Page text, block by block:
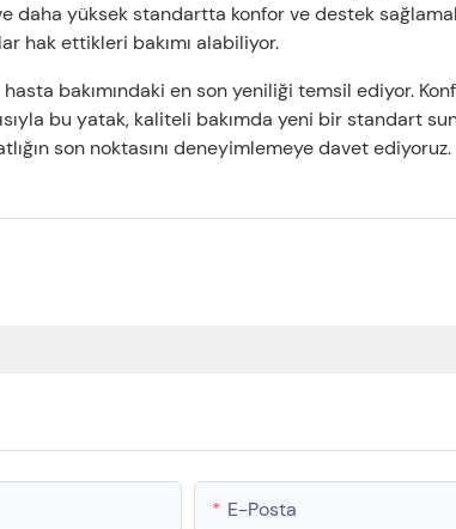
daha yüksek standartta konfor ve destek
hak ettikleri bakımı alabiliyor.
bakımındaki en son yeniliği temsil ediyor.
bu yatak, kaliteli bakımda yeni bir standart
son noktasını deneyimlemeye davet ediyoruz.
E-Posta